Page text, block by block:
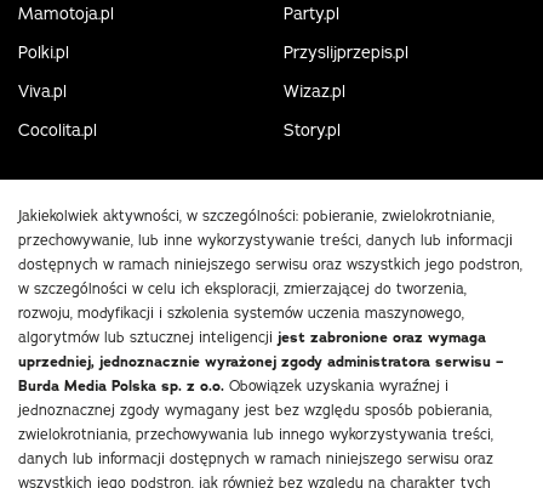
Mamotoja.pl
Party.pl
Polki.pl
Przyslijprzepis.pl
Viva.pl
Wizaz.pl
Cocolita.pl
Story.pl
Jakiekolwiek aktywności, w szczególności: pobieranie, zwielokrotnianie,
przechowywanie, lub inne wykorzystywanie treści, danych lub informacji
dostępnych w ramach niniejszego serwisu oraz wszystkich jego podstron,
w szczególności w celu ich eksploracji, zmierzającej do tworzenia,
rozwoju, modyfikacji i szkolenia systemów uczenia maszynowego,
algorytmów lub sztucznej inteligencji jest zabronione oraz wymaga
uprzedniej, jednoznacznie wyrażonej zgody administratora serwisu –
Burda Media Polska sp. z o.o. Obowiązek uzyskania wyraźnej i
jednoznacznej zgody wymagany jest bez względu sposób pobierania,
zwielokrotniania, przechowywania lub innego wykorzystywania treści,
danych lub informacji dostępnych w ramach niniejszego serwisu oraz
wszystkich jego podstron, jak również bez względu na charakter tych